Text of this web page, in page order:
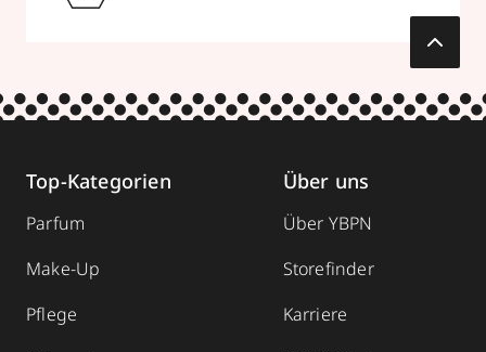
Top-Kategorien
Parfum
Make-Up
Pflege
Über uns
Über YBPN
Storefinder
Karriere